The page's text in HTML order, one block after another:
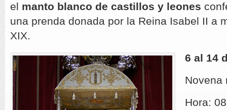
el manto blanco de castillos y leones
una prenda donada por la Reina Isabel II a
XIX.
6 al 14
Novena
Hora: